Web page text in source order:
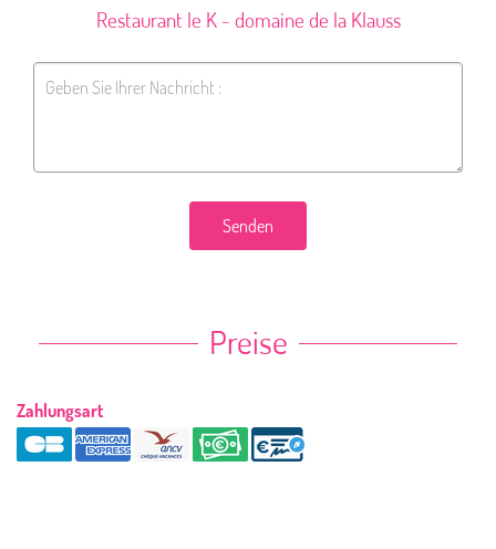
Restaurant le K - domaine de la Klauss
Senden
Preise
Zahlungsart